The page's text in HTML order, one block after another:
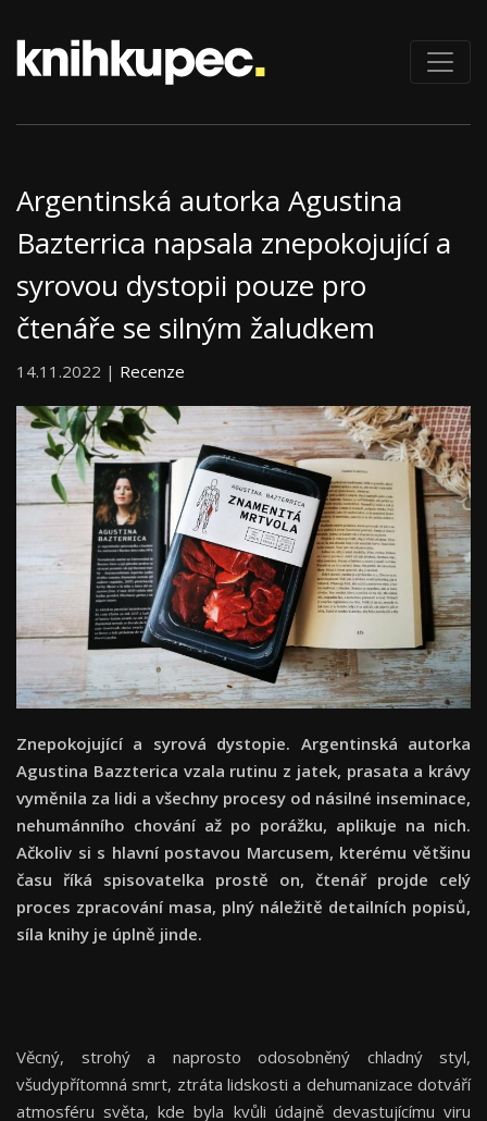
Argentinská autorka Agustina
Bazterrica napsala znepokojující a
syrovou dystopii pouze pro
čtenáře se silným žaludkem
14.11.2022 | Recenze
Znepokojující a syrová dystopie. Argentinská autorka
Agustina Bazzterica vzala rutinu z jatek, prasata a krávy
vyměnila za lidi a všechny procesy od násilné inseminace,
nehumánního chování až po porážku, aplikuje na nich.
Ačkoliv si s hlavní postavou Marcusem, kterému většinu
času říká spisovatelka prostě on, čtenář projde celý
proces zpracování masa, plný náležitě detailních popisů,
síla knihy je úplně jinde.
Věcný, strohý a naprosto odosobněný chladný styl,
všudypřítomná smrt, ztráta lidskosti a dehumanizace dotváří
atmosféru světa, kde byla kvůli údajně devastujícímu viru